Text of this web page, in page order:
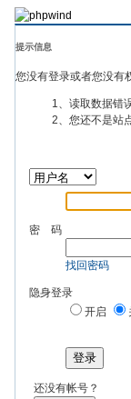
提示信息
您没有登录或者您没有
1、读取数据错
2、您还不是站
密 码
找回密码
隐身登录
开启
登录
还没有帐号？